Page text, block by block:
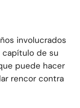
involucrados
capítulo de su
puede hacer
rencor contra